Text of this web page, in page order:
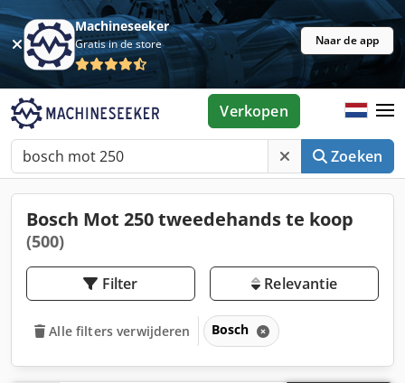
Machineseeker
Gratis in de store Naar de app
Zoeken
Verkopen
Bosch Mot 250 tweedehands te koop
(500)
Filter Relevantie
Alle filters verwijderen Bosch